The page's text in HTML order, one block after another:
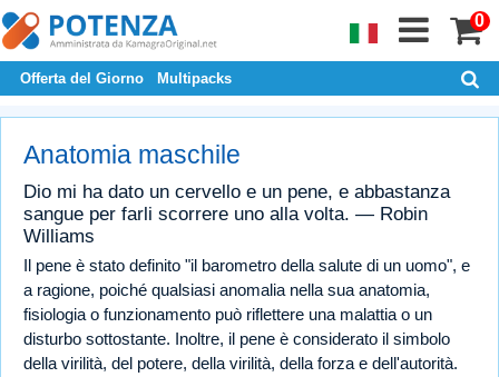
0
Offerta del Giorno Multipacks
Anatomia maschile
Dio mi ha dato un cervello e un pene, e abbastanza
sangue per farli scorrere uno alla volta. — Robin
Williams
Il pene è stato definito "il barometro della salute di un uomo", e
a ragione, poiché qualsiasi anomalia nella sua anatomia,
fisiologia o funzionamento può riflettere una malattia o un
disturbo sottostante. Inoltre, il pene è considerato il simbolo
della virilità, del potere, della virilità, della forza e dell'autorità.